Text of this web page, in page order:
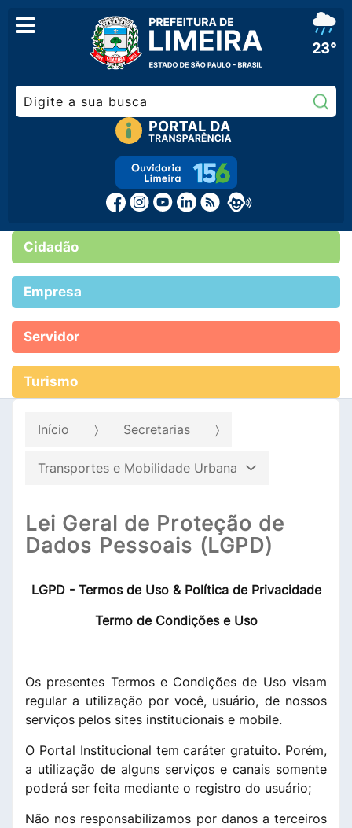
23°
Cidadão
Empresa
Servidor
Turismo
Início Secretarias
Transportes e Mobilidade Urbana
Lei Geral de Proteção de
Dados Pessoais (LGPD)
LGPD - Termos de Uso & Política de Privacidade
Termo de Condições e Uso
Os presentes Termos e Condições de Uso visam
regular a utilização por você, usuário, de nossos
serviços pelos sites institucionais e mobile.
O Portal Institucional tem caráter gratuito. Porém,
a utilização de alguns serviços e canais somente
poderá ser feita mediante o registro do usuário;
Não nos responsabilizamos por danos a terceiros